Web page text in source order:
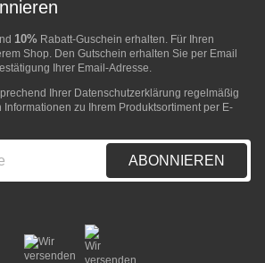
10% Rabatt-Guschein erhalten. Für Ihren
Shop. Den Gutschein erhalten Sie per Email
Ihrer Email-Adresse.
Ihrer Datenschutzerklärung regelmäßig
zu Ihrem Produktsortiment per E-
ABONNIEREN